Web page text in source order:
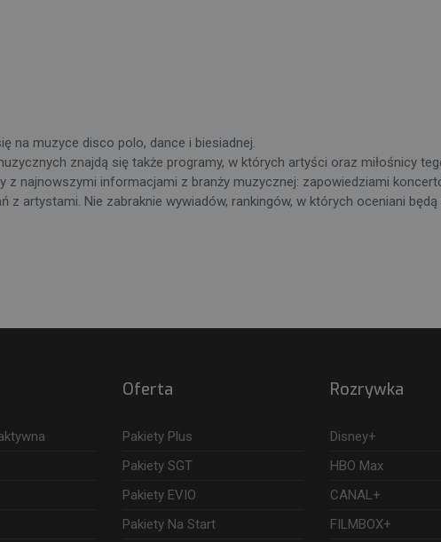
na muzyce disco polo, dance i biesiadnej.
znajdą się także programy, w których artyści oraz miłośnicy
z najnowszymi informacjami z branży muzycznej: zapowiedziami
z artystami. Nie zabraknie wywiadów, rankingów, w których oceniani
Oferta
Pakiety Plus
Pakiety SGT
Pakiety EVIO
Pakiety Na Start
Rozrywka
Disney+
HBO Max
CANAL+
FILMBOX+